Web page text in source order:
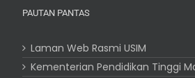
PAUTAN PANTAS
Laman Web Rasmi USIM
Kementerian Pendidikan Tinggi